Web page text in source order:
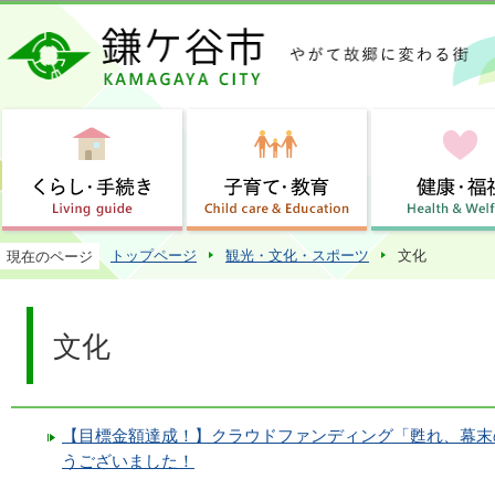
この
現在のページ トップページ 観光・文化・スポーツ 文化
文化
【目標金額達成！】クラウドファンディング「甦れ、幕
うございました！